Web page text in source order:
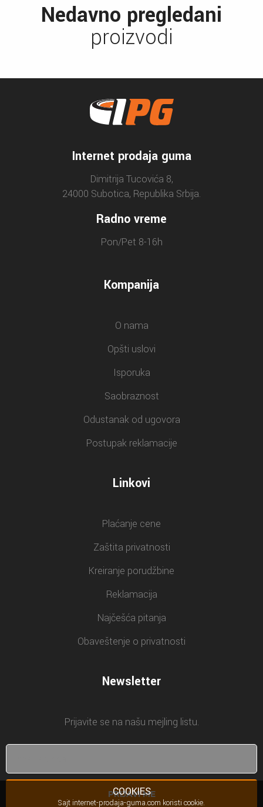
Nedavno pregledani
proizvodi
Internet prodaja guma
Dimitrija Tucovića 8,
24000 Subotica, Republika Srbija.
Radno vreme
Pon/Pet 8-16h
Kompanija
O nama
Opšti uslovi
Isporuka
Saobraznost
Odustanak od ugovora
Postupak reklamacije
Linkovi
Plaćanje cene
Zaštita privatnosti
Kreiranje porudžbine
Reklamacija
Najčešća pitanja
Obaveštenje o privatnosti
Newsletter
Prijavite se na našu mejling listu.
PRIJAVI ME
COOKIES
Sajt internet-prodaja-guma.com koristi cookie.